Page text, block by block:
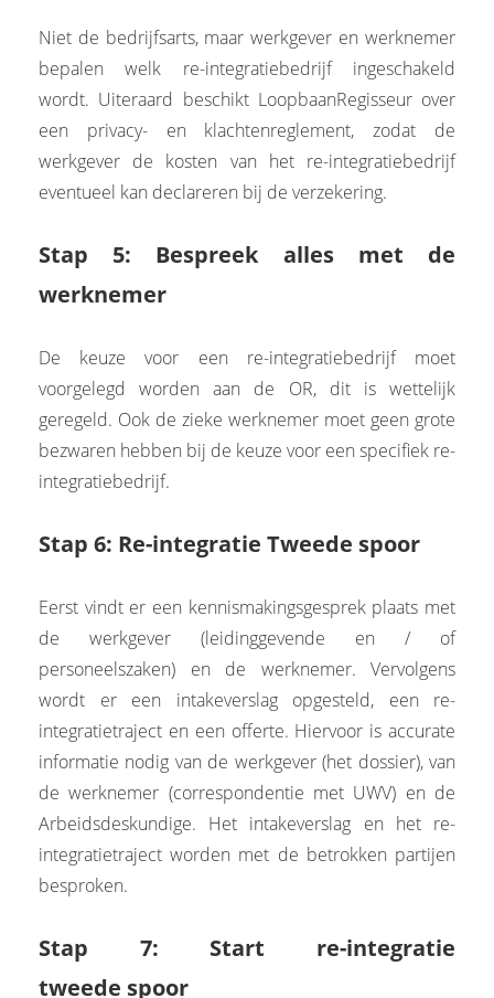
Niet de bedrijfsarts, maar werkgever en werknemer
bepalen welk re-integratiebedrijf ingeschakeld
wordt. Uiteraard beschikt LoopbaanRegisseur over
een privacy- en klachtenreglement, zodat de
werkgever de kosten van het re-integratiebedrijf
eventueel kan declareren bij de verzekering.
Stap 5: Bespreek alles met de
werknemer
De keuze voor een re-integratiebedrijf moet
voorgelegd worden aan de OR, dit is wettelijk
geregeld. Ook de zieke werknemer moet geen grote
bezwaren hebben bij de keuze voor een specifiek re-
integratiebedrijf.
Stap 6: Re-integratie Tweede spoor
Eerst vindt er een kennismakingsgesprek plaats met
de werkgever (leidinggevende en / of
personeelszaken) en de werknemer. Vervolgens
wordt er een intakeverslag opgesteld, een re-
integratietraject en een offerte. Hiervoor is accurate
informatie nodig van de werkgever (het dossier), van
de werknemer (correspondentie met UWV) en de
Arbeidsdeskundige. Het intakeverslag en het re-
integratietraject worden met de betrokken partijen
besproken.
Stap 7: Start re-integratie
tweede spoor